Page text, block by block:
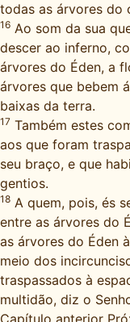
todas as árvores do
16 Ao som da sua
descer ao inferno,
árvores do Éden, a
árvores que bebem
baixas da terra.
17 Também estes
aos que foram
seu braço, e que
gentios.
18 A quem, pois, és
entre as árvores do
as árvores do Éden
meio dos
traspassados à
multidão, diz o
Capítulo anterior